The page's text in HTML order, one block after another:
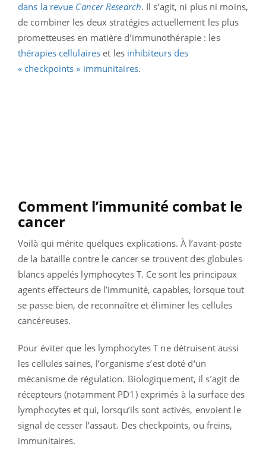
dans la revue Cancer Research. Il s’agit, ni plus ni moins,
de combiner les deux stratégies actuellement les plus
prometteuses en matière d’immunothérapie : les
thérapies cellulaires et les inhibiteurs des
« checkpoints » immunitaires.
Comment l’immunité combat le
cancer
Voilà qui mérite quelques explications. À l’avant-poste
de la bataille contre le cancer se trouvent des globules
blancs appelés lymphocytes T. Ce sont les principaux
agents effecteurs de l’immunité, capables, lorsque tout
se passe bien, de reconnaître et éliminer les cellules
cancéreuses.
Pour éviter que les lymphocytes T ne détruisent aussi
les cellules saines, l’organisme s’est doté d‘un
mécanisme de régulation. Biologiquement, il s’agit de
récepteurs (notamment PD1) exprimés à la surface des
lymphocytes et qui, lorsqu’ils sont activés, envoient le
signal de cesser l’assaut. Des checkpoints, ou freins,
immunitaires.